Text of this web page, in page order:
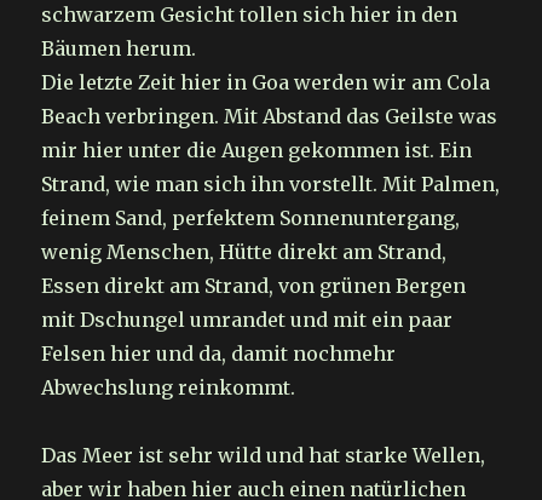
schwarzem Gesicht tollen sich hier in den
Bäumen herum.
Die letzte Zeit hier in Goa werden wir am Cola
Beach verbringen. Mit Abstand das Geilste was
mir hier unter die Augen gekommen ist. Ein
Strand, wie man sich ihn vorstellt. Mit Palmen,
feinem Sand, perfektem Sonnenuntergang,
wenig Menschen, Hütte direkt am Strand,
Essen direkt am Strand, von grünen Bergen
mit Dschungel umrandet und mit ein paar
Felsen hier und da, damit nochmehr
Abwechslung reinkommt.
Das Meer ist sehr wild und hat starke Wellen,
aber wir haben hier auch einen natürlichen